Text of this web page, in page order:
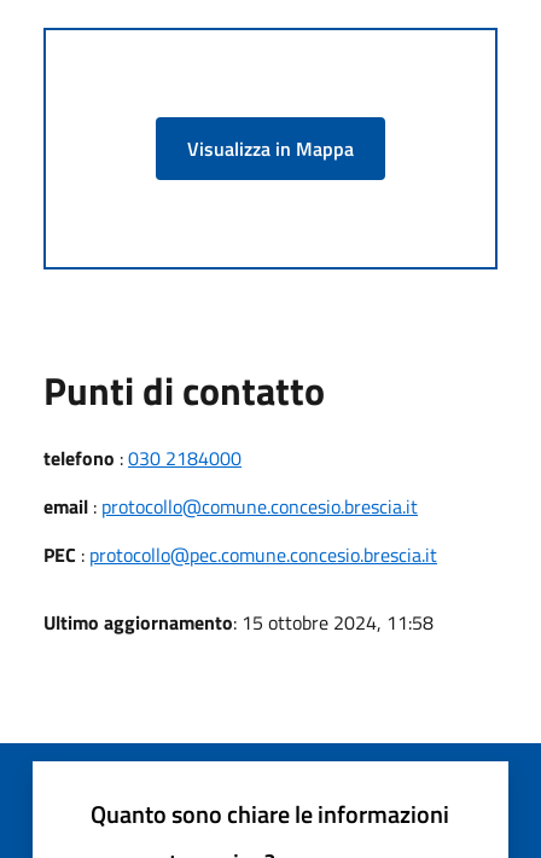
Visualizza in Mappa
Punti di contatto
telefono :030 2184000
email : protocollo@comune.concesio.brescia.it
PEC : protocollo@pec.comune.concesio.brescia.it
Ultimo aggiornamento: 15 ottobre 2024, 11:58
Quanto sono chiare le informazioni